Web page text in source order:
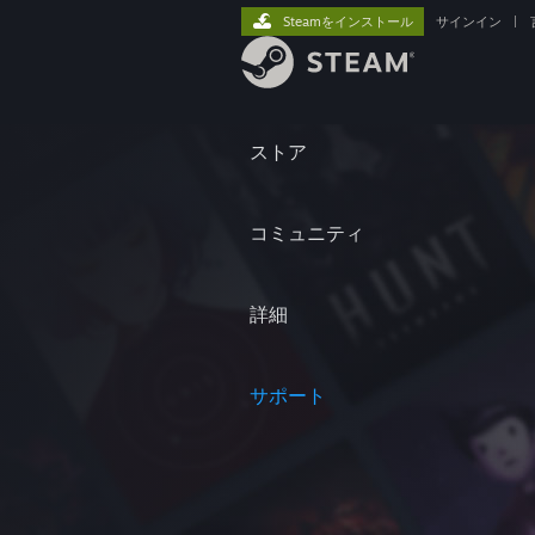
ストア
コミュニティ
詳細
サポート
Steamをインストール サインイン